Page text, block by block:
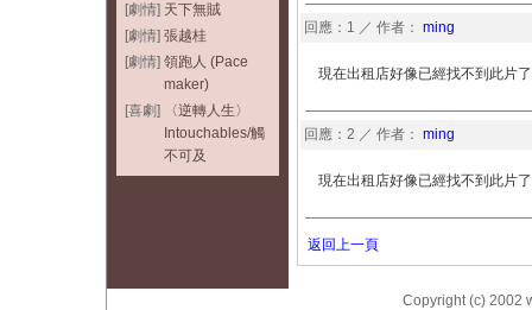
[劇情] 天下無賊
[劇情] 張越桂
[劇情] 領跑人 (Pace
maker)
[喜劇]
〈逆轉人生〉
Intouchables/觸
不可及
回應：1 ／ 作者： ming
現在出租店好像已經找不到此片
回應：2 ／ 作者： ming
現在出租店好像已經找不到此片
返回上一頁
Copyright (c) 2002